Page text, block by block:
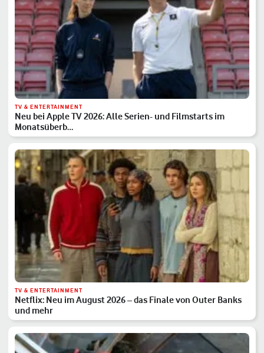
TV & ENTERTAINMENT
Neu bei Apple TV 2026: Alle Serien- und Filmstarts im
Monatsüberb…
TV & ENTERTAINMENT
Netflix: Neu im August 2026 – das Finale von Outer Banks
und mehr